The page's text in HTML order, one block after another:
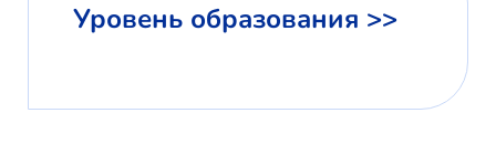
Уровень образования >>